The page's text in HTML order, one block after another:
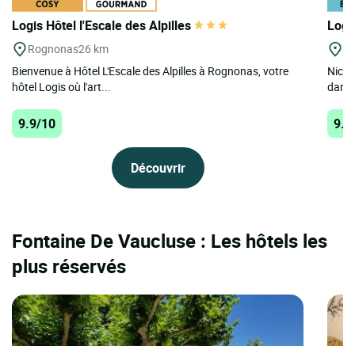
Logis Hôtel l'Escale des Alpilles
Rognonas26 km
Bienvenue à Hôtel L'Escale des Alpilles à Rognonas, votre
hôtel Logis où l'art...
9.9/10
Découvrir
dans
Fontaine De Vaucluse : Les hôtels les
plus réservés